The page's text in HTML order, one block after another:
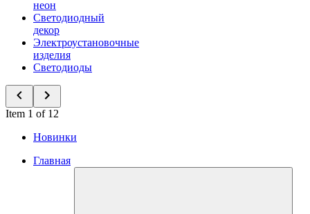
неон
Светодиодный
декор
Электроустановочные
изделия
Светодиоды
Item 1 of 12
Новинки
Главная